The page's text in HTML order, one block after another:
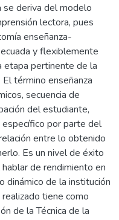
se deriva del modelo
lectora, pues
enseñanza-
y flexiblemente
etapa pertinente de la
término enseñanza
secuencia de
del estudiante,
por parte del
entre lo obtenido
Es un nivel de éxito
de rendimiento en
dinámico de la institución
tiene como
de la Técnica de la